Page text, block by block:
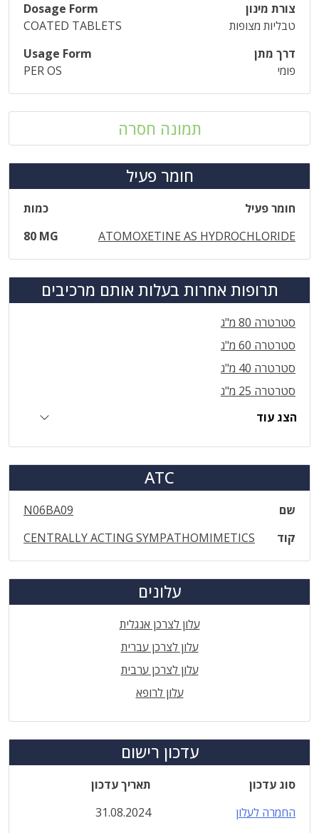
צורת מינון
Dosage Form
טבליות מצופות
COATED TABLETS
דרך מתן
Usage Form
פומי
PER OS
תמונה חסרה
חומר פעיל
חומר פעיל
כמות
ATOMOXETINE AS HYDROCHLORIDE
80 MG
תרופות אחרות בעלות אותם מרכיבים
סטרטרה 80 מ"ג
סטרטרה 60 מ"ג
סטרטרה 40 מ"ג
סטרטרה 25 מ"ג
הצג עוד
ATC
שם
N06BA09
קוד
CENTRALLY ACTING SYMPATHOMIMETICS
עלונים
עלון לצרכן אנגלית
עלון לצרכן עברית
עלון לצרכן ערבית
עלון לרופא
עדכון רישום
סוג עדכון
תאריך עדכון
החמרה לעלון
31.08.2024